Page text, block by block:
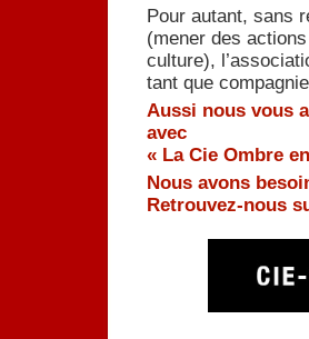
Pour autant, sans
(mener des
culture),
tant que
Aussi nous vous
avec
« La Cie Ombre
Nous avons
Retrouvez-nous